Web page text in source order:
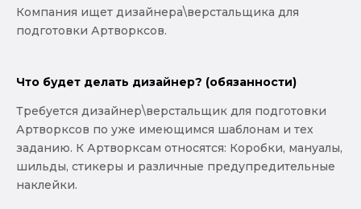
Компания ищет дизайнера\верстальщика для
подготовки Артворксов.
Что будет делать дизайнер? (обязанности)
Требуется дизайнер\верстальщик для подготовки
Артворксов по уже имеющимся шаблонам и тех
заданию. К Артворксам относятся: Коробки, мануалы,
шильды, стикеры и различные предупредительные
наклейки.